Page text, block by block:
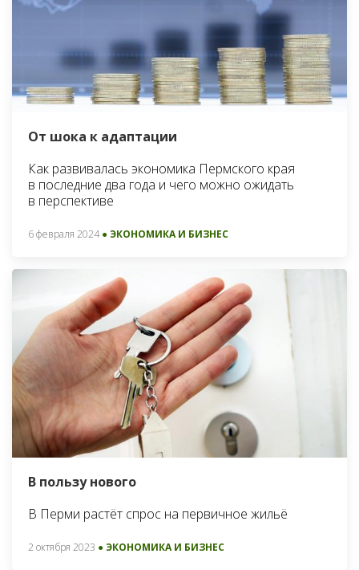
От шока к адаптации
Как развивалась экономика Пермского края
в последние два года и чего можно ожидать
в перспективе
6 февраля 2024● ЭКОНОМИКА И БИЗНЕС
В пользу нового
В Перми растёт спрос на первичное жильё
2 октября 2023 ● ЭКОНОМИКА И БИЗНЕС